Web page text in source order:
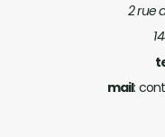
2 rue
mail: